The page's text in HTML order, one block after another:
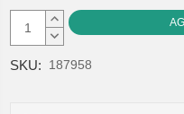
AUMENTAR
CANTIDAD:
DISMINUIR
SKU: 187958